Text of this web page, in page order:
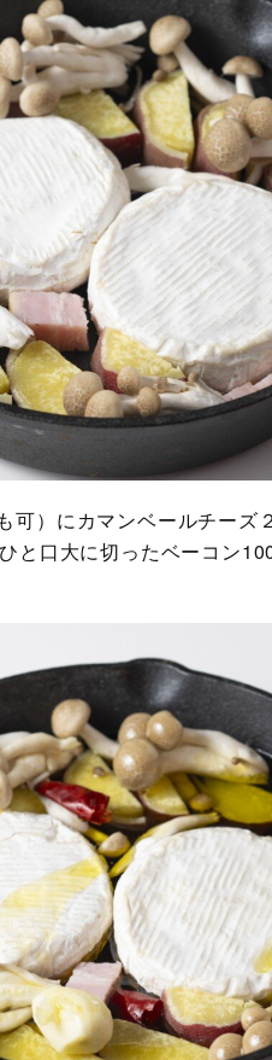
）にカマンベールチーズ
と口大に切ったベーコン